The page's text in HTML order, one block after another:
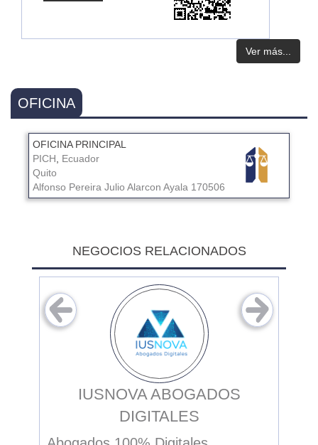
Ver más...
OFICINA
OFICINA PRINCIPAL
PICH
Ecuador
Quito
Alfonso Pereira Julio Alarcon Ayala 170506
NEGOCIOS RELACIONADOS
IUSNOVA ABOGADOS
DIGITALES